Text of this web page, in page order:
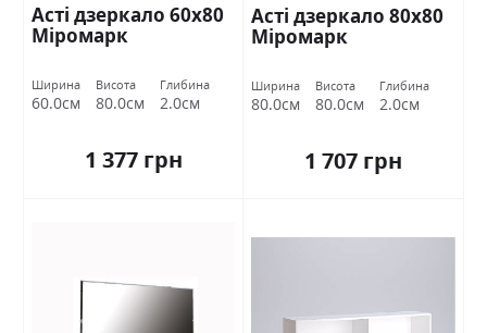
Асті дзеркало 60х80
Міромарк
Ширина
60.0см
Висота
80.0см
Глибина
2.0см
1 377 грн
Асті дзеркало 80х80
Міромарк
Ширина
80.0см
Висота
80.0см
Глибина
2.0см
1 707 грн